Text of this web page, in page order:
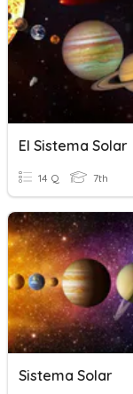
El Sistema Solar
14 Q 7th
Sistema Solar